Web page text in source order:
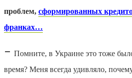
проблем, сформированных
франках…
– Помните, в Украине это тоже
время? Меня всегда удивляло,